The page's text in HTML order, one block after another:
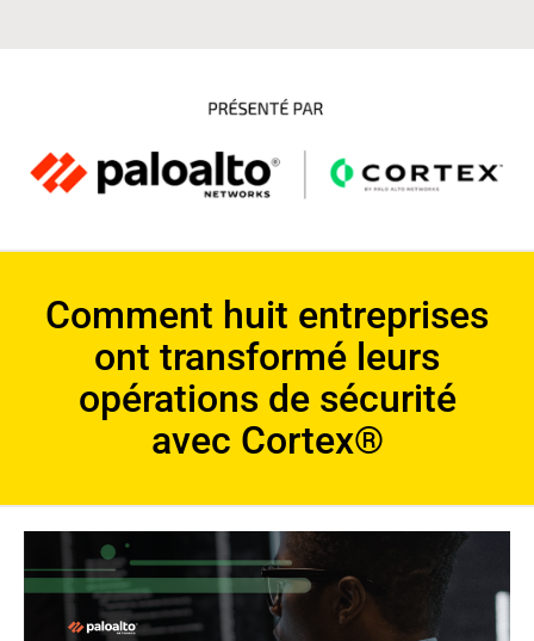
Comment huit entreprises
ont transformé leurs
opérations de sécurité
avec Cortex®